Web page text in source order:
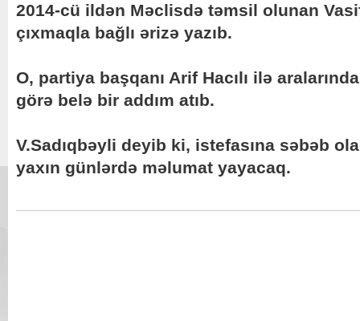
2014-cü ildən Məclisdə təmsil olunan
çıxmaqla bağlı ərizə yazıb.
O, partiya başqanı Arif Hacılı ilə
görə belə bir addım atıb.
V.Sadıqbəyli deyib ki, istefasına səbəb
yaxın günlərdə məlumat yayacaq.